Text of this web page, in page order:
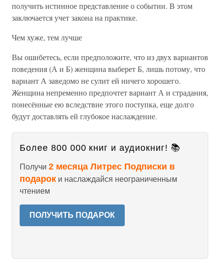
получить истинное представление о событии. В этом
заключается учет закона на практике.
Чем хуже, тем лучше
Вы ошибетесь, если предположите, что из двух вариантов
поведения (А и Б) женщина выберет Б, лишь потому, что
вариант А заведомо не сулит ей ничего хорошего.
Женщина непременно предпочтет вариант А и страдания,
понесённые ею вследствие этого поступка, еще долго
будут доставлять ей глубокое наслаждение.
Более 800 000 книг и аудиокниг! 📚
Получи 2 месяца Литрес Подписки в
подарок и наслаждайся неограниченным
чтением
ПОЛУЧИТЬ ПОДАРОК